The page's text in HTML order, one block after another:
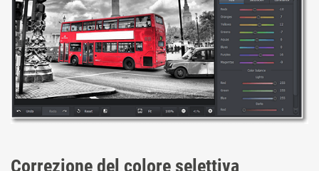
Correzione del colore selettiva